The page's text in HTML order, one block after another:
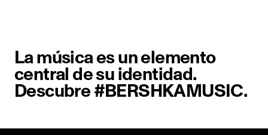
La música es un elemento
central de su identidad.
Descubre #BERSHKAMUSIC.